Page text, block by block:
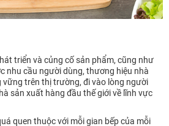
triển và củng cố sản phẩm, cũng như
nhu cầu người dùng, thương hiệu nhà
vững trên thị trường, đi vào lòng người
sản xuất hàng đầu thế giới về lĩnh vực
quen thuộc với mỗi gian bếp của mỗi